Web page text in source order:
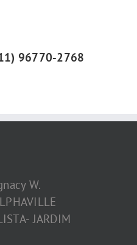
96770-2768
W.
JARDIM